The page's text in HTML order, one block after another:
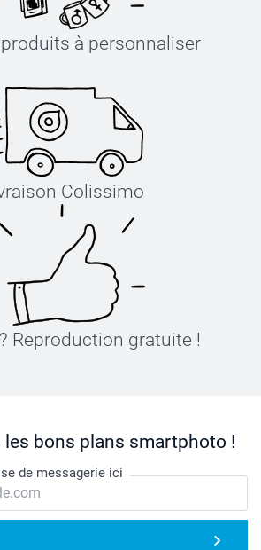
à personnaliser
Colissimo
Reproduction gratuite !
les bons plans smartphoto !
de messagerie ici